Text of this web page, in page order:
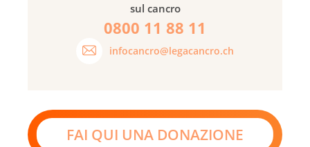
sul cancro
0800 11 88 11
infocancro@legacancro.ch
FAI QUI UNA DONAZIONE